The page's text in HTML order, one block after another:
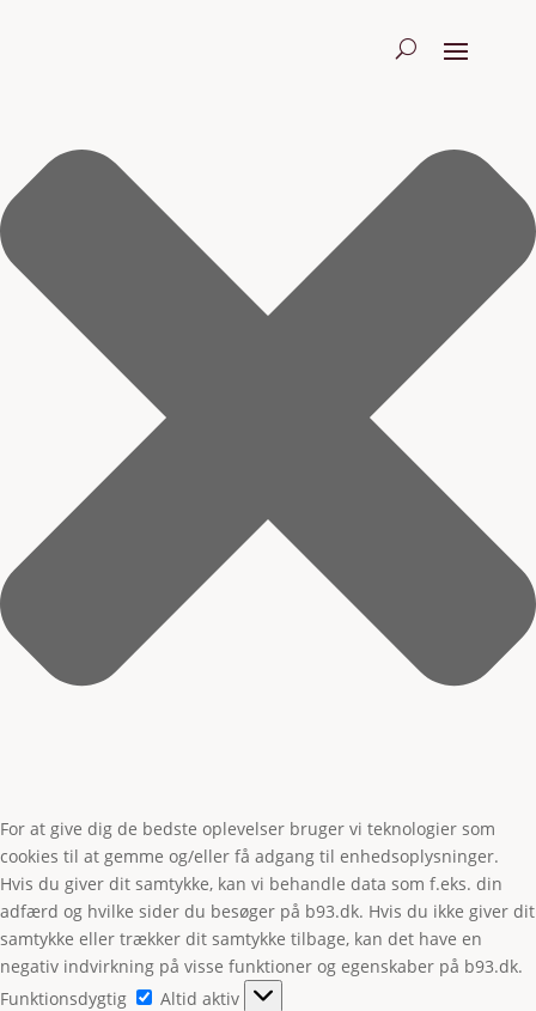
For at give dig de bedste oplevelser bruger vi teknologier som
cookies til at gemme og/eller få adgang til enhedsoplysninger.
Hvis du giver dit samtykke, kan vi behandle data som f.eks. din
adfærd og hvilke sider du besøger på b93.dk. Hvis du ikke giver dit
samtykke eller trækker dit samtykke tilbage, kan det have en
negativ indvirkning på visse funktioner og egenskaber på b93.dk.
Funktionsdygtig
Funktionsdygtig
Altid aktiv